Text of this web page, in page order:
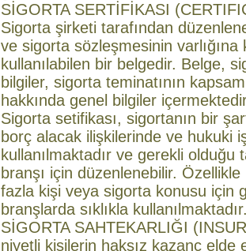
SİGORTA SERTİFİKASI
Sigorta şirketi tarafından
ve sigorta sözleşmesinin varlığına
kullanılabilen bir belgedir. Belge,
bilgiler, sigorta teminatının
hakkında genel bilgiler
Sigorta setifikası, sigortanın bir
borç alacak ilişkilerinde ve hukuki
kullanılmaktadır ve gerekli
branşı için düzenlenebilir.
fazla kişi veya sigorta konusu için
branşlarda sıklıkla
SİGORTA SAHTEKARLIĞI
niyetli kişilerin haksız kazanç elde